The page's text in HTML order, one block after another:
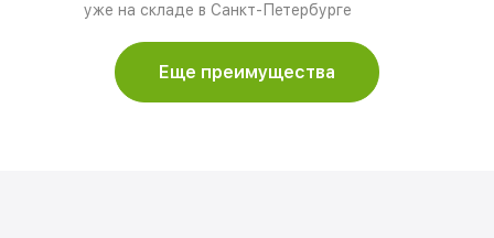
уже на складе в Санкт-Петербурге
Еще преимущества